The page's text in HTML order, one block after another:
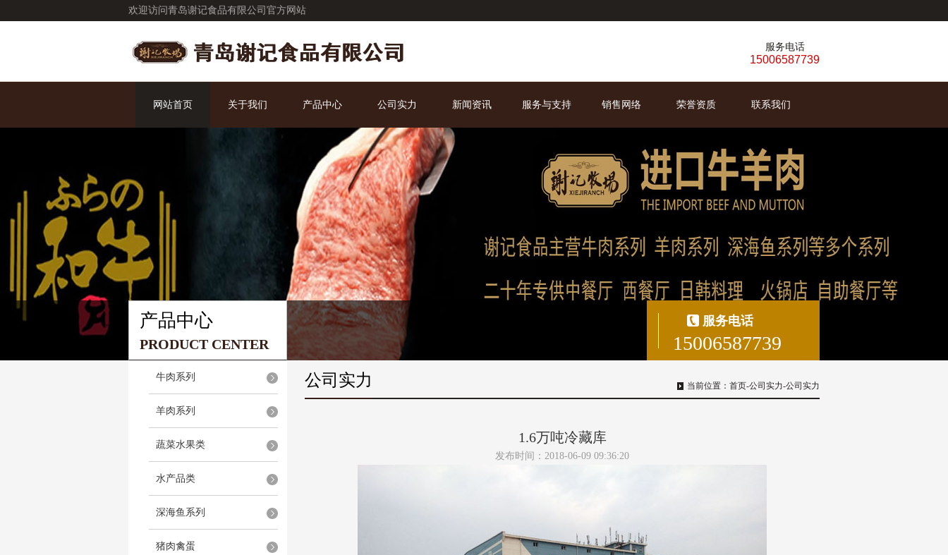
欢迎访问青岛谢记食品有限公司官方网站
服务电话
15006587739
网站首页 关于我们 产品中心 公司实力 新闻资讯 服务与支持 销售网络 荣誉资质 联系我们
产品中心
PRODUCT CENTER
服务电话
15006587739
牛肉系列
羊肉系列
蔬菜水果类
水产品类
深海鱼系列
猪肉禽蛋
公司实力 当前位置： 首页-公司实力-公司实力
1.6万吨冷藏库
发布时间：2018-06-09 09:36:20